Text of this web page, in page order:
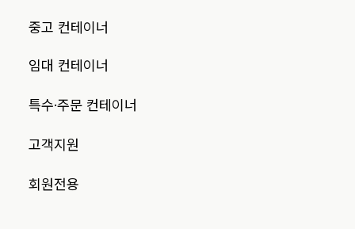
중고 컨테이너
임대 컨테이너
특수·주문 컨테이너
고객지원
회원전용